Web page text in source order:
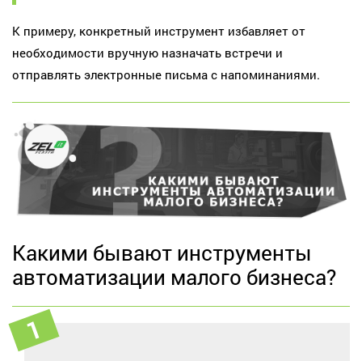
К примеру, конкретный инструмент избавляет от
необходимости вручную назначать встречи и
отправлять электронные письма с напоминаниями.
Какими бывают инструменты
автоматизации малого бизнеса?